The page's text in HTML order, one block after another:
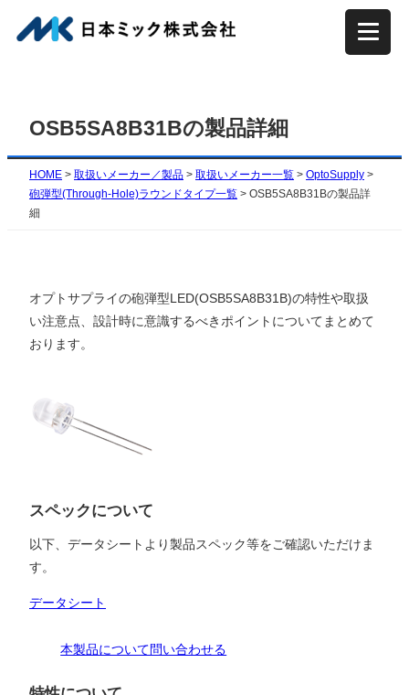
容
プ
OSB5SA8B31Bの製品詳細
HOME > 取扱いメーカー／製品 > 取扱いメーカー一覧 > OptoSupply >
砲弾型(Through-Hole)ラウンドタイプ一覧 > OSB5SA8B31Bの製品詳
細
オプトサプライの砲弾型LED(OSB5SA8B31B)の特性や取扱
い注意点、設計時に意識するべきポイントについてまとめて
おります。
スペックについて
以下、データシートより製品スペック等をご確認いただけま
す。
データシート
本製品について問い合わせる